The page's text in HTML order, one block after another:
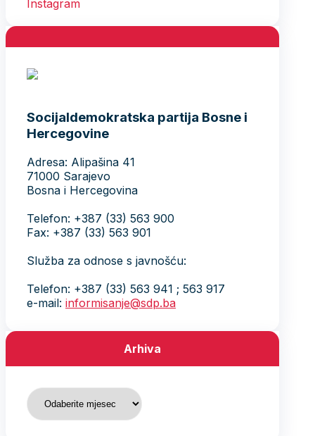
Socijaldemokratska partija Bosne i
Hercegovine
Adresa: Alipašina 41
71000 Sarajevo
Bosna i Hercegovina
Telefon: +387 (33) 563 900
Fax: +387 (33) 563 901
Služba za odnose s javnošću:
Telefon: +387 (33) 563 941 ; 563 917
e-mail: informisanje@sdp.ba
Arhiva
Arhiva